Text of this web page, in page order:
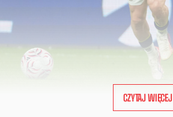
CZYTAJ WIĘCEJ